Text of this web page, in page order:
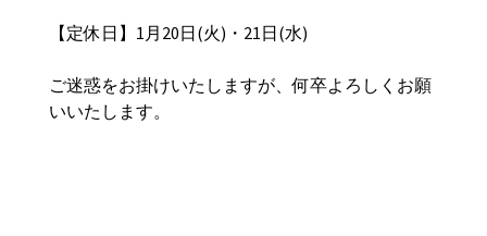
【定休日】1月20日(火)・21日(水)
ご迷惑をお掛けいたしますが、何卒よろしくお願
いいたします。